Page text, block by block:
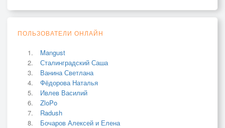
ПОЛЬЗОВАТЕЛИ ОНЛАЙН
Mangust
Сталинградский Саша
Ванина Светлана
Фёдорова Наталья
Ивлев Василий
ZloPo
Radush
Бочаров Алексей и Елена